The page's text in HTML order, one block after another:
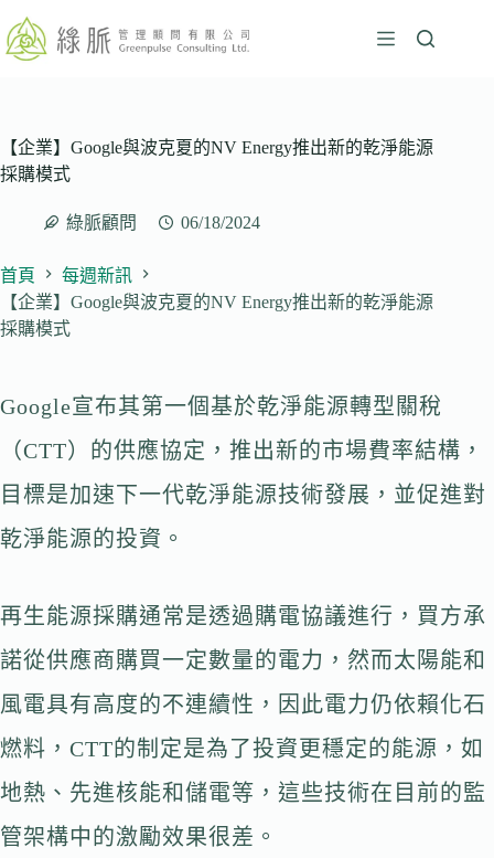
至
容【企業】Google與波克夏的NV Energy推出新的乾淨能源
採購模式
綠脈顧問 06/18/2024
首頁
每週新訊
【企業】Google與波克夏的NV Energy推出新的乾淨能源
採購模式
Google宣布其第一個基於乾淨能源轉型關稅
（CTT）的供應協定，推出新的市場費率結構，
目標是加速下一代乾淨能源技術發展，並促進對
乾淨能源的投資。
再生能源採購通常是透過購電協議進行，買方承
諾從供應商購買一定數量的電力，然而太陽能和
風電具有高度的不連續性，因此電力仍依賴化石
燃料，CTT的制定是為了投資更穩定的能源，如
地熱、先進核能和儲電等，這些技術在目前的監
管架構中的激勵效果很差。